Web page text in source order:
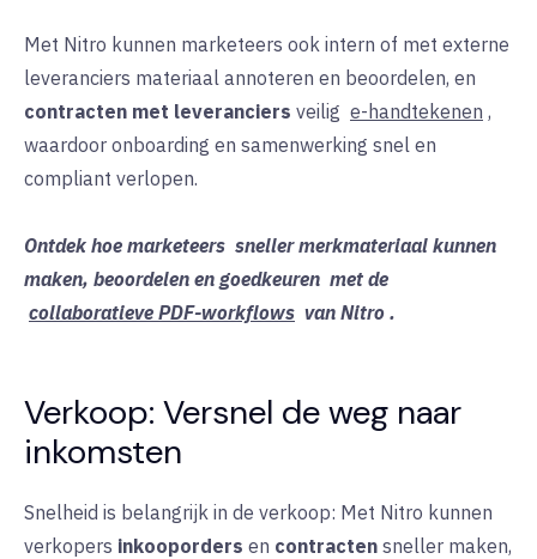
Met Nitro kunnen marketeers ook intern of met externe
leveranciers materiaal annoteren en beoordelen, en
contracten met leveranciers veilig e-handtekenen ,
waardoor onboarding en samenwerking snel en
compliant verlopen.
Ontdek hoe marketeers sneller merkmateriaal kunnen
maken, beoordelen en goedkeuren met de
collaboratieve PDF-workflows van Nitro .
Verkoop: Versnel de weg naar
inkomsten
Snelheid is belangrijk in de verkoop: Met Nitro kunnen
verkopers inkooporders en contracten sneller maken,